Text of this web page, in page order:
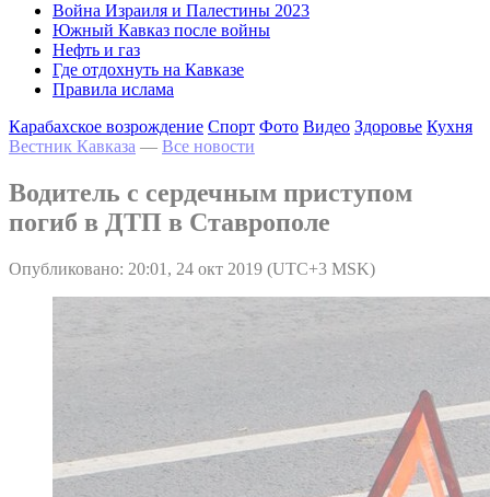
Война Израиля и Палестины 2023
Южный Кавказ после войны
Нефть и газ
Где отдохнуть на Кавказе
Правила ислама
Карабахское возрождение Спорт Фото Видео Здоровье Кухня
Вестник Кавказа — Все новости
Водитель с сердечным приступом
погиб в ДТП в Ставрополе
Опубликовано: 20:01, 24 окт 2019 (UTC+3 MSK)